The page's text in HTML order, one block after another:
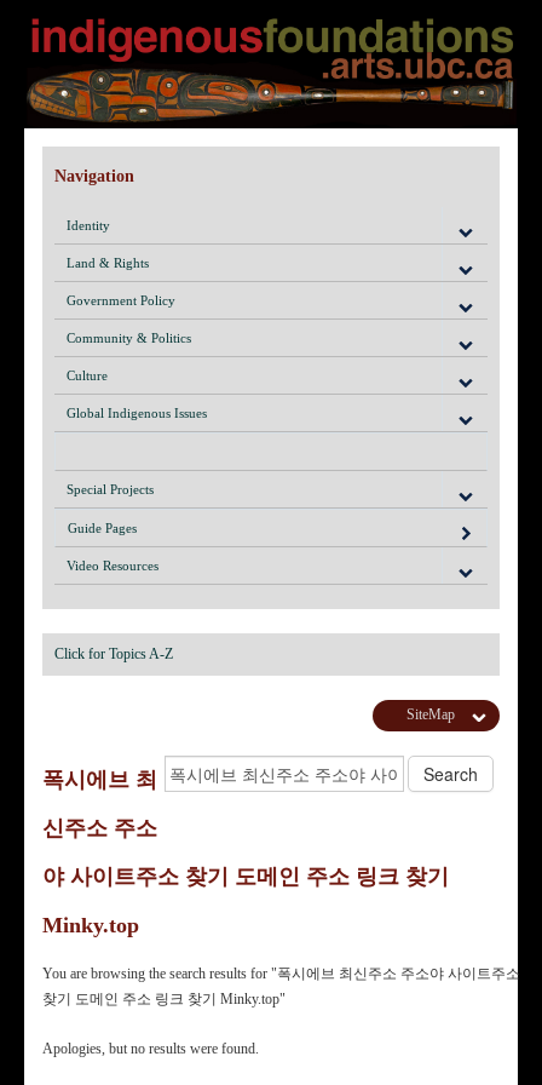
Navigation
Identity
Land & Rights
Government Policy
Community & Politics
Culture
Global Indigenous Issues
Special Projects
Guide Pages
Video Resources
Click for Topics A-Z
SiteMap
폭시에브 최
신주소 주소
야 사이트주소 찾기 도메인 주소 링크 찾기
Minky.top
You are browsing the search results for "폭시에브 최신주소 주소야 사이트주소
찾기 도메인 주소 링크 찾기 Minky.top"
Apologies, but no results were found.